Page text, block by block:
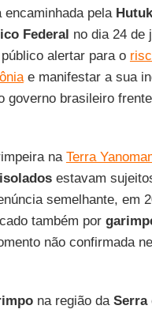
pela
Federal no dia 24 de
alertar para o
e manifestar a sua
governo brasileiro
na Terra
estavam
semelhante, em
também por
não confirmada
na região da Serra